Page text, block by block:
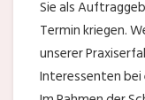
Sie als
Termin kriegen.
unserer
Interessenten